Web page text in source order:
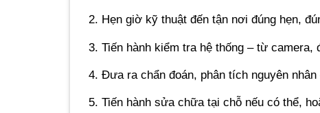
Hẹn giờ kỹ thuật đến tận nơi đúng hẹn,
Tiến hành kiểm tra hệ thống – từ camera,
Đưa ra chẩn đoán, phân tích nguyên
Tiến hành sửa chữa tại chỗ nếu có thể,